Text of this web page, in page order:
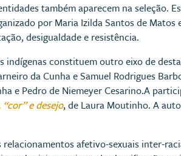
também aparecem na seleção.
por Maria Izilda Santos de Matos
desigualdade e resistência.
indígenas constituem outro eixo de
da Cunha e Samuel Rodrigues
e Pedro de Niemeyer Cesarino.A
“cor” e desejo, de Laura Moutinho. A
afetivo-sexuais inter-